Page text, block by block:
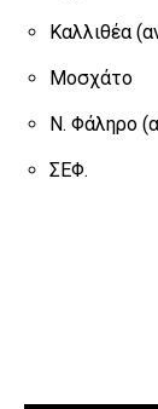
Καλλιθέα
Μοσχάτο
Ν. Φάληρο
ΣΕΦ.